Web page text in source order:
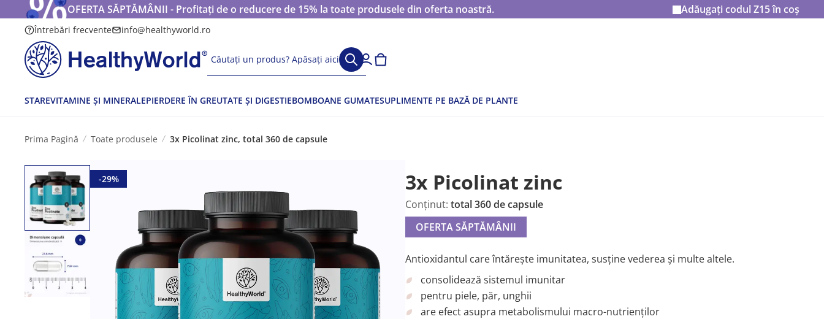
OFERTA SĂPTĂMÂNII - Profitați de o reducere de 15% la toate produsele din oferta noastră. Adăugați codul Z15în coș
Întrebări frecvente info@healthyworld.ro
Căutați un produs? Apăsați aici
STAREVITAMINE ȘI MINERALEPIERDERE ÎN GREUTATE ȘI DIGESTIEBOMBOANE GUMATESUPLIMENTE PE BAZĂ DE PLANTE
Prima Pagină Toate produsele 3x Picolinat zinc, total 360 de capsule
-29% 3x Picolinat zinc
Conținut: total 360 de capsule
OFERTA SĂPTĂMÂNII
Antioxidantul care întărește imunitatea, susține vederea și multe altele.
consolidează sistemul imunitar
pentru piele, păr, unghii
are efect asupra metabolismului macro-nutrienților